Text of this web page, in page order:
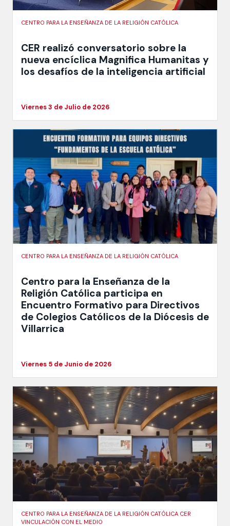
CENTRO PARA LA ENSEÑANZA DE LA RELIGIÓN CATÓLICA
CER realizó conversatorio sobre la
nueva encíclica Magnifica Humanitas y
los desafíos de la inteligencia artificial
Viernes 3 de Julio de 2026
CENTRO PARA LA ENSEÑANZA DE LA RELIGIÓN CATÓLICA
Centro para la Enseñanza de la
Religión Católica participa en
Encuentro Formativo para Directivos
de Colegios Católicos de la Diócesis de
Villarrica
Viernes 5 de Junio de 2026
CENTRO PARA LA ENSEÑANZA DE LA RELIGIÓN CATÓLICA CER
VINCULACIÓN CON EL MEDIO